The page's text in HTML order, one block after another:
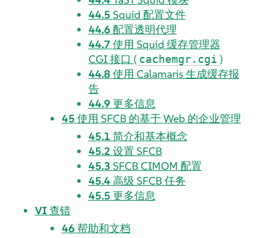
44.5 Squid 配置文件
44.6 配置透明代理
44.7 使用 Squid 缓存管理器
CGI 接口 ( cachemgr.cgi )
44.8 使用 Calamaris 生成缓存报
告
44.9 更多信息
45 使用 SFCB 的基于 Web 的企业管理
45.1 简介和基本概念
45.2 设置 SFCB
45.3 SFCB CIMOM 配置
45.4高级 SFCB 任务
45.5 更多信息
VI查错
46 帮助和文档